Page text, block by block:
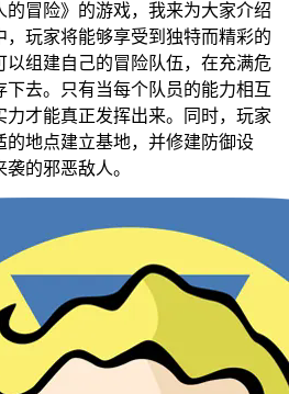
的冒险》的游戏，我来为大家介绍
，玩家将能够享受到独特而精彩的
以组建自己的冒险队伍，在充满危
下去。只有当每个队员的能力相互
力才能真正发挥出来。同时，玩家
的地点建立基地，并修建防御设
的邪恶敌人。